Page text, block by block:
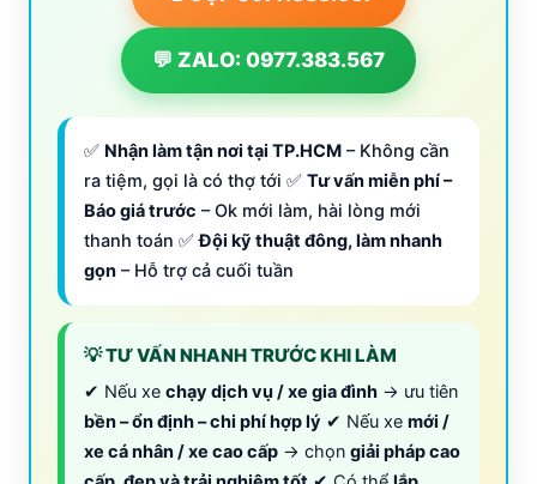
💬 ZALO: 0977.383.567
✅ Nhận làm tận nơi tại TP.HCM – Không cần
ra tiệm, gọi là có thợ tới ✅ Tư vấn miễn phí –
Báo giá trước – Ok mới làm, hài lòng mới
thanh toán ✅Đội kỹ thuật đông, làm nhanh
gọn – Hỗ trợ cả cuối tuần
💡 TƯ VẤN NHANH TRƯỚC KHI LÀM
✔ Nếu xe chạy dịch vụ / xe gia đình → ưu tiên
bền – ổn định – chi phí hợp lý ✔ Nếu xe mới /
xe cá nhân / xe cao cấp → chọn giải pháp cao